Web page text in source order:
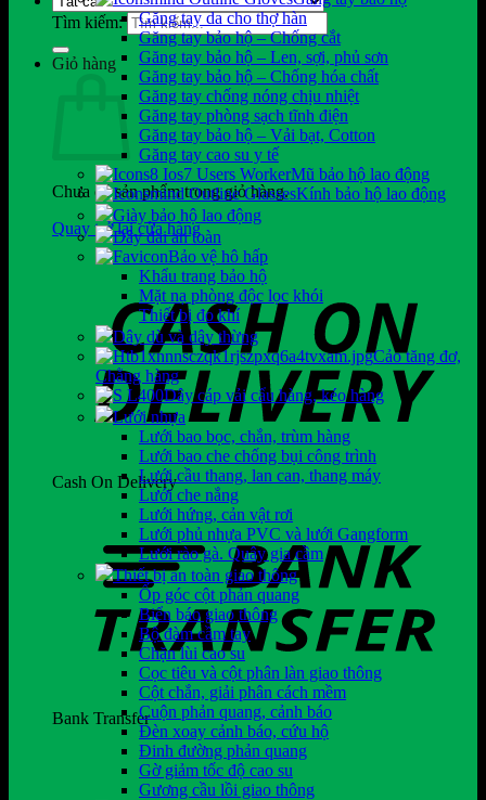
Tìm kiếm:
Giỏ hàng
Chưa có sản phẩm trong giỏ hàng.
Quay trở lại cửa hàng
Cash On Delivery
Bank Transfer
Găng tay da cho thợ hàn
Găng tay bảo hộ – Chống cắt
Găng tay bảo hộ – Len, sợi, phủ sơn
Găng tay bảo hộ – Chống hóa chất
Găng tay chống nóng chịu nhiệt
Găng tay phòng sạch tĩnh điện
Găng tay bảo hộ – Vải bạt, Cotton
Găng tay cao su y tế
Mũ bảo hộ lao động
Kính bảo hộ lao động
Giày bảo hộ lao động
Dây đai an toàn
Bảo vệ hô hấp
Khẩu trang bảo hộ
Mặt nạ phòng độc lọc khói
Thiết bị đo khí
Dây dù và dây thừng
Cảo tăng đơ,
Chằng hàng
Dây cáp vải cẩu hàng, kéo hàng
Lưới nhựa
Lưới bao bọc, chắn, trùm hàng
Lưới bao che chống bụi công trình
Lưới cầu thang, lan can, thang máy
Lưới che nắng
Lưới hứng, cản vật rơi
Lưới phủ nhựa PVC và lưới Gangform
Lưới rào gà. Quây gia cầm
Thiết bị an toàn giao thông
Ốp góc cột phản quang
Biển báo giao thông
Bộ đàm cầm tay
Chặn lùi cao su
Cọc tiêu và cột phân làn giao thông
Cột chắn, giải phân cách mềm
Cuộn phản quang, cảnh báo
Đèn xoay cảnh báo, cứu hộ
Đinh đường phản quang
Gờ giảm tốc độ cao su
Gương cầu lồi giao thông